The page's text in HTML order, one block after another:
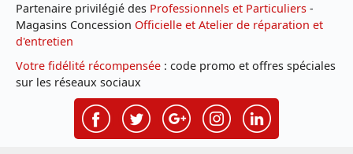
Partenaire privilégié des Professionnels et Particuliers -
Magasins Concession Officielle et Atelier de réparation et
d'entretien
Votre fidélité récompensée : code promo et offres spéciales
sur les réseaux sociaux